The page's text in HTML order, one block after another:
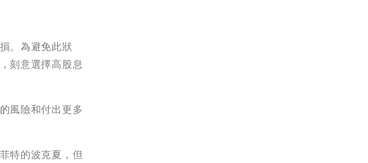
。為避免此狀
刻意選擇高股息
風險和付出更多
特的波克夏，但